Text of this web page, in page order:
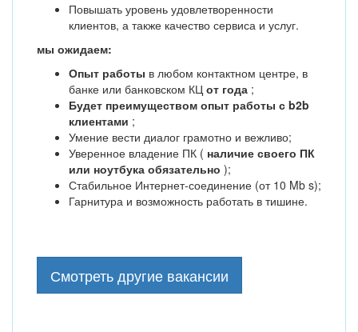
Повышать уровень удовлетворенности
клиентов, а также качество сервиса и услуг.
мы ожидаем:
Опыт работы в любом контактном центре, в
банке или банковском КЦ от года ;
Будет преимуществом опыт работы с b2b
клиентами ;
Умение вести диалог грамотно и вежливо;
Уверенное владение ПК ( наличие своего ПК
или ноутбука обязательно );
Стабильное Интернет-соединение (от 10 Mb s);
Гарнитура и возможность работать в тишине.
Смотреть другие вакансии